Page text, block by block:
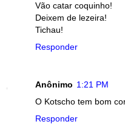
Vão catar coquinho!
Deixem de lezeira!
Tichau!
Responder
Anônimo 1:21 PM
O Kotscho tem bom
Responder